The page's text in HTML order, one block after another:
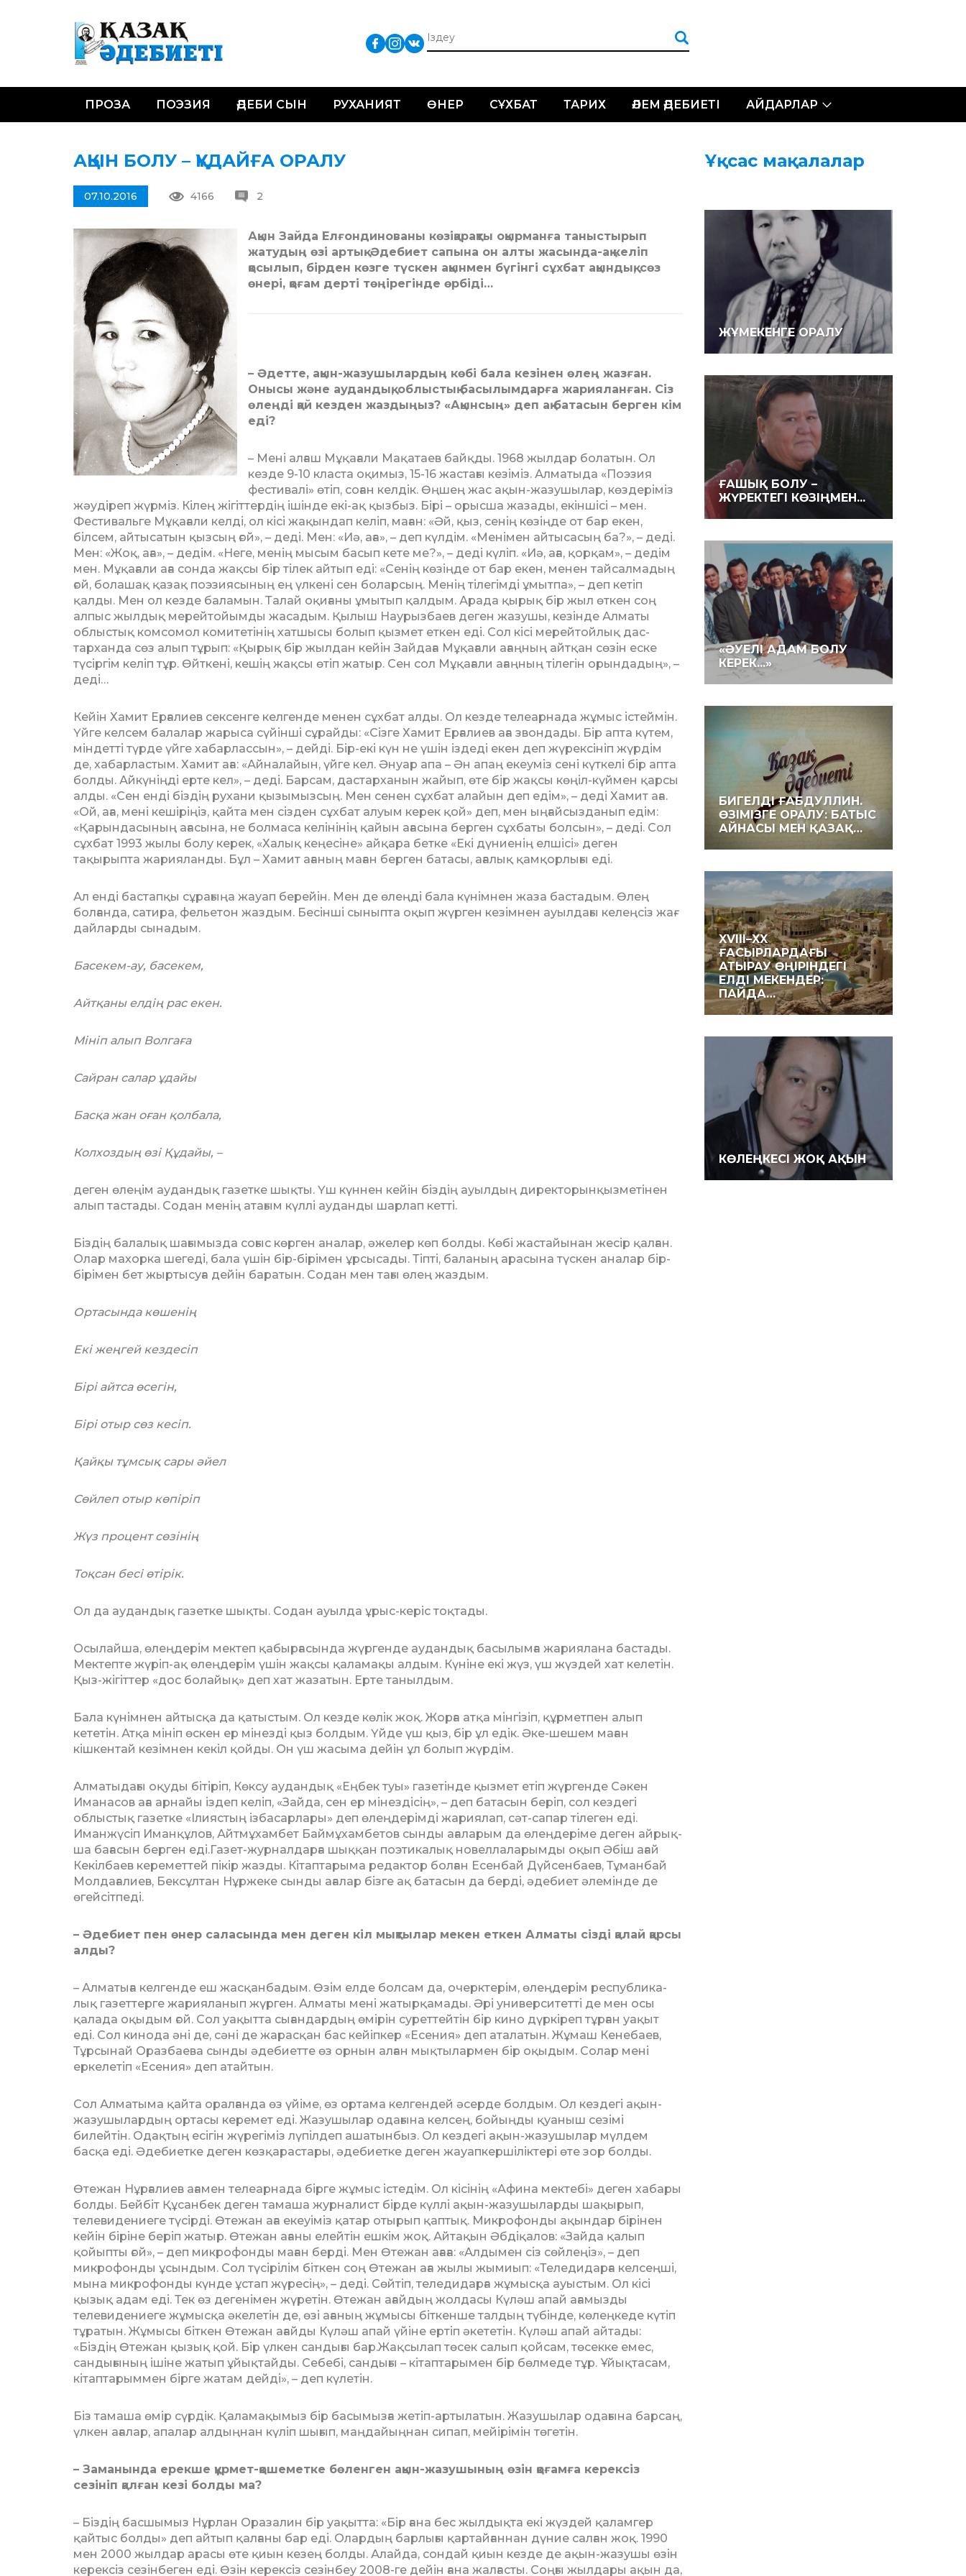
ПРОЗА ПОЭЗИЯ ӘДЕБИ СЫН РУХАНИЯТ ӨНЕР СҰХБАТ ТАРИХ ӘЛЕМ ӘДЕБИЕТІ АЙДАРЛАР
АҚЫН БОЛУ – ҚҰДАЙҒА ОРАЛУ
07.10.2016 4166 2
Ақын Зайда Елғондинованы көзіқарақты оқырманға таныстырып
жатудың өзі артық. Әдебиет сапына он алты жасында-ақ келіп
қосылып, бірден көзге түскен ақынмен бүгінгі сұхбат ақындық, сөз
өнері, қоғам дерті төңірегінде өрбіді…
– Әдетте, ақын-жазушылардың көбі бала кезінен өлең жазған.
Онысы және аудандық, облыстық басы­лымдарға жарияланған. Сіз
өлеңді қай кезден жаздыңыз? «Ақынсың» деп ақ батасын берген кім
еді?
– Мені алғаш Мұқағали Ма­қа­таев байқды. 1968 жылдар болатын. Ол
кезде 9-10 класта оқимыз, 15-16 жастағы кезіміз. Алматыда «Поэзия
фестивалі» өтіп, соған кел­дік. Өң­шең жас ақын-жазушы­лар, көздеріміз
жәудіреп жүрміз. Кілең жігіттердің ішінде екі-ақ қызбыз. Бірі – орысша жазады, екіншісі – мен.
Фестивальге Мұқағали кел­ді, ол кісі жақындап келіп, маған: «Әй, қыз, сенің көзіңде от бар екен,
білсем, айтысатын қызсың ғой», – деді. Мен: «Иә, аға», – деп күлдім. «Ме­німен айтысасың ба?», – деді.
Мен: «Жоқ, аға», – дедім. «Неге, менің мысым басып кете ме?», – деді күліп. «Иә, аға, қорқам», – дедім
мен. Мұқағали аға сонда жақсы бір тілек айтып еді: «Сенің көзіңде от бар екен, менен тайсалмадың
ғой, болашақ қазақ поэзиясының ең үл­кені сен болар­сың. Менің тілегімді ұмытпа», – деп кетіп
қалды. Мен ол кезде баламын. Талай оқиғаны ұмытып қалдым. Арада қырық бір жыл өткен соң
алпыс жылдық мерейтойымды жасадым. Қылыш Наурызбаев деген жазушы, кезінде Алматы
облыстық комсомол коми­те­тінің хатшысы болып қызмет еткен еді. Сол кісі мерейтой­лық дас­
тарханда сөз алып тұрып: «Қырық бір жылдан кейін Зайдаға Мұқағали ағаң­ның айтқан сөзін еске
түсіргім келіп тұр. Өйткені, кешің жақсы өтіп жатыр. Сен сол Мұқа­ғали ағаң­ның тілегін орында­дың», –
деді…
Кейін Хамит Ерғалиев сексенге келгенде менен сұхбат алды. Ол кез­де телеарнада жұмыс істеймін.
Үйге келсем балалар жарыса сүйінші сұрайды: «Сізге Хамит Ерғалиев аға звондады. Бір апта күтем,
міндетті түрде үйге хабарлассын», – дейді. Бір-екі күн не үшін іздеді екен деп жүрексініп жүрдім
де, хабарластым. Хамит аға: «Айналайын, үйге кел. Әнуар апа – Ән апаң екеуміз сені күткелі бір апта
болды. Айкүніңді ерте кел», – деді. Барсам, дастарханын жайып, өте бір жақсы көңіл-күймен қарсы
алды. «Сен енді біз­дің рухани қызымызсың. Мен сенен сұхбат алайын деп едім», – деді Хамит аға.
«Ой, аға, мені кешіріңіз, қайта мен сізден сұхбат алуым керек қой» деп, мен ыңғайсызданып едім:
«Қарындасының ағасына, не болмаса келінінің қайын ағасына берген сұхбаты болсын», – деді. Сол
сұхбат 1993 жылы болу керек, «Ха­лық кеңесіне» айқара бетке «Екі дү­ниенің елшісі» деген
тақырыпта жарияланды. Бұл – Хамит ағаның ма­ған берген батасы, ағалық қам­қор­лығы еді.
Ал енді бастапқы сұрағыңа жа­уап берейін. Мен де өлеңді бала күнімнен жаза бастадым. Өлең
болғанда, сатира, фельетон жаздым. Бесінші сыныпта оқып жүр­ген кезімнен ауылдағы келеңсіз жағ­
дайларды сынадым.
Басекем-ау, басекем,
Айтқаны елдің рас екен.
Мініп алып Волгаға
Сайран салар ұдайы
Басқа жан оған қолбала,
Колхоздың өзі Құдайы, –
деген өлеңім аудандық газетке шық­ты. Үш күннен кейін біздің ауыл­дың директорынқызметінен
алып тастады. Содан менің атағым күллі ауданды шарлап кетті.
Біздің балалық шағымызда со­ғыс көрген аналар, әжелер көп бол­ды. Көбі жастайынан жесір қалған.
Олар махорка шегеді, бала үшін бір-бірімен ұрсысады. Тіпті, баланың арасына түскен аналар бір-
бірімен бет жыртысуға дейін баратын. Содан мен тағы өлең жаздым.
Ортасында көшенің
Екі жеңгей кездесіп
Бірі айтса өсегін,
Бірі отыр сөз кесіп.
Қайқы тұмсық сары әйел
Сөйлеп отыр көпіріп
Жүз процент сөзінің
Тоқсан бесі өтірік.
Ол да аудандық газетке шықты. Содан ауылда ұрыс-керіс тоқтады.
Осылайша, өлеңдерім мектеп қабырғасында жүргенде аудандық басылымға жариялана бастады.
Мектепте жүріп-ақ өлеңдерім үшін жақсы қаламақы алдым. Күніне екі жүз, үш жүздей хат келетін.
Қыз-жігіттер «дос болайық» деп хат жазатын. Ерте танылдым.
Бала күнімнен айтысқа да қа­тыс­тым. Ол кезде көлік жоқ. Жорға атқа мінгізіп, құрметпен алып
кететін. Атқа мініп өскен ер мінезді қыз болдым. Үйде үш қыз, бір ұл едік. Әке-шешем маған
кішкентай кезімнен кекіл қойды. Он үш жасыма дейін ұл болып жүрдім.
Алматыдағы оқуды бітіріп, Кө­к­су аудандық «Еңбек туы» газе­тінде қызмет етіп жүргенде Сәкен
Иманасов аға арнайы іздеп келіп, «Зайда, сен ер мінездісің», – деп батасын беріп, сол кездегі
облыстық газетке «Ілиястың ізбасарлары» деп өлең­де­рімді жариялап, сәт-сапар тілеген еді.
Иманжүсіп Иманқұлов, Айтмұ­хам­бет Баймұхамбетов сынды ағаларым да өлеңдеріме деген ай­рық­
ша бағасын берген еді.Газет-жур­налдарға шыққан поэтикалық новеллаларымды оқып Әбіш ағай
Кекілбаев кереметтей пікір жазды. Кітаптарыма редактор болған Есенбай Дүйсенбаев, Тұманбай
Молда­ға­лиев, Бексұлтан Нұржеке сынды ағалар бізге ақ батасын да берді, әдебиет әлемінде де
өгейсітпеді.
– Әдебиет пен өнер саласында мен деген кіл мықтылар мекен еткен Алматы сізді қалай қарсы
алды?
– Алматыға келгенде еш жас­қан­ба­дым. Өзім елде болсам да, очерктерім, өлеңдерім республика­
лық газеттерге жарияланып жүрген. Алматы мені жатырқамады. Әрі университетті де мен осы
қалада оқыдым ғой. Сол уақытта сығандар­дың өмірін суреттейтін бір кино дүркіреп тұрған уақыт
еді. Сол кинода әні де, сәні де жарасқан бас кейіпкер «Есения» деп аталатын. Жұмаш Кенебаев,
Тұрсынай Оразбаева сынды әдебиетте өз орнын алған мықтылармен бір оқыдым. Солар мені
еркелетіп «Есения» деп атайтын.
Сол Алматыма қайта оралғанда өз үйіме, өз ортама келгендей әсер­де болдым. Ол кездегі ақын-
жазу­шы­­лар­дың ортасы керемет еді. Жазу­шылар одағына келсең, бо­йыңды қуаныш сезімі
билейтін. Одақтың есігін жүрегіміз лүпілдеп ашатынбыз. Ол кездегі ақын-жазу­шылар мүлдем
басқа еді. Әдебиетке деген көзқарастары, әдебиетке деген жауапкершіліктері өте зор болды.
Өтежан Нұрғалиев ағамен те­леар­нада бірге жұмыс істедім. Ол кісінің «Афина мектебі» деген хабары
болды. Бейбіт Құсанбек деген тамаша журналист бірде күллі ақын-жазушыларды шақырып,
телеви­дениеге түсірді. Өтежан аға екеуіміз қатар отырып қаптық. Ми­к­рофонды ақындар бірінен
кейін біріне беріп жатыр. Өтежан ағаны елейтін ешкім жоқ. Айтақын Әб­діқа­лов: «Зайда қалып
қойыпты ғой», – деп микрофонды маған берді. Мен Өтежан ағаға: «Алдымен сіз сөйлеңіз», – деп
микрофонды ұсын­дым. Сол түсірілім біткен соң Өтежан аға жылы жымиып: «Теле­дидарға келсеңші,
мына микрофонды күнде ұстап жүресің», – деді. Сөйтіп, теледидарға жұмысқа ауыс­тым. Ол кісі
қызық адам еді. Тек өз дегенімен жүретін. Өтежан ағайдың жолдасы Күләш апай ағамызды
телевидениеге жұмысқа әкелетін де, өзі ағаның жұмысы біткенше тал­дың түбінде, көлеңкеде күтіп
тұра­тын. Жұмысы біткен Өтежан ағайды Күләш апай үйіне ертіп әкететін. Күләш апай айтады:
«Біздің Өтежан қызық қой. Бір үлкен сандығы бар.Жақсылап төсек салып қойсам, төсекке емес,
сандығының ішіне жатып ұйықтайды. Себебі, сандығы – кітаптарымен бір бөлмеде тұр. Ұйықтасам,
кітаптарыммен бірге жатам дейді», – деп күлетін.
Біз тамаша өмір сүрдік. Қалам­а­қы­мыз бір басымызға жетіп-ар­ты­латын. Жазушылар одағына барсаң,
үлкен ағалар, апалар алдыңнан күліп шығып, маңдайыңнан сипап, мейірімін төгетін.
– Заманында ерекше құрмет-қо­ше­метке бөленген ақын-жазу­шының өзін қоғамға керексіз
сезініп қалған кезі болды ма?
– Біздің басшымыз Нұрлан Ора­залин бір уақытта: «Бір ғана бес жылдықта екі жүздей қаламгер
қай­тыс болды» деп айтып қалғаны бар еді. Олардың барлығы қартай­ғаннан дүние салған жоқ. 1990
мен 2000 жылдар арасы өте қиын кезең болды. Алайда, сондай қиын кезде де ақын-жазушы өзін
керексіз се­зін­беген еді. Өзін керексіз сезінбеу 2008-ге дейін ғана жалғасты. Соңғы жылдары ақын да,
Ұқсас мақалалар
ЖҰМЕКЕНГЕ ОРАЛУ
ҒАШЫҚ БОЛУ –
ЖҮРЕКТЕГІ КӨЗІҢМЕН...
«ӘУЕЛІ АДАМ БОЛУ
КЕРЕК...»
БИГЕЛДІ ҒАБДУЛЛИН.
ӨЗІМІЗГЕ ОРАЛУ: БАТЫС
АЙНАСЫ МЕН ҚАЗАҚ…
XVIII–XX
ҒАСЫРЛАРДАҒЫ
АТЫРАУ ӨҢІРІНДЕГІ
ЕЛДІ МЕКЕНДЕР:
ПАЙДА…
КӨЛЕҢКЕСІ ЖОҚ АҚЫН